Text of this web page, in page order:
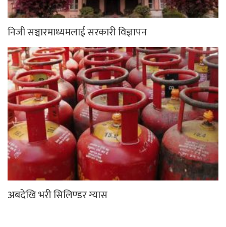
निजी सञ्चारमाध्यमलाई सरकारी विज्ञापन
अबदेखि भरी सिलिण्डर ग्यास